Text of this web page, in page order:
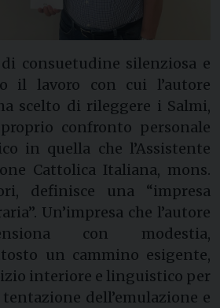
consuetudine silenziosa e
il lavoro con cui l’autore
scelto di rileggere i Salmi,
confronto personale
in quella che l’Assistente
Cattolica Italiana, mons.
definisce una “impresa
Un’impresa che l’autore
con modestia,
un cammino esigente,
interiore e linguistico per
dell’emulazione e